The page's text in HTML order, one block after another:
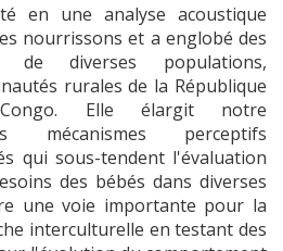
en une analyse acoustique
nourrissons et a englobé des
de diverses populations,
rurales de la République
Elle élargit notre
mécanismes perceptifs
qui sous-tendent l'évaluation
des bébés dans diverses
une voie importante pour la
interculturelle en testant des